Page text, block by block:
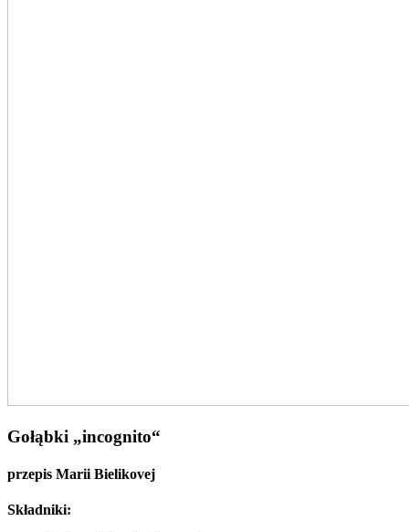
Gołąbki „incognito“
przepis Marii Bielikovej
Składniki: